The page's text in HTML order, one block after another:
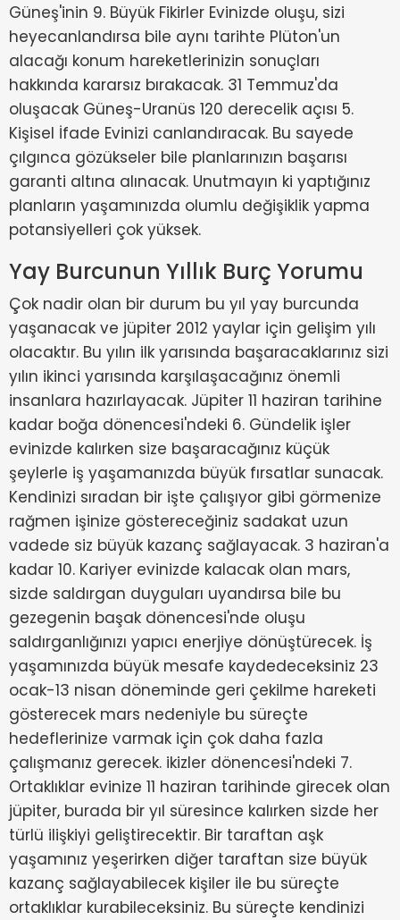
Güneş'inin 9. Büyük Fikirler Evinizde oluşu, sizi
heyecanlandırsa bile aynı tarihte Plüton'un
alacağı konum hareketlerinizin sonuçları
hakkında kararsız bırakacak. 31 Temmuz'da
oluşacak Güneş-Uranüs 120 derecelik açısı 5.
Kişisel İfade Evinizi canlandıracak. Bu sayede
çılgınca gözükseler bile planlarınızın başarısı
garanti altına alınacak. Unutmayın ki yaptığınız
planların yaşamınızda olumlu değişiklik yapma
potansiyelleri çok yüksek.
Yay Burcunun Yıllık Burç Yorumu
Çok nadir olan bir durum bu yıl yay burcunda
yaşanacak ve jüpiter 2012 yaylar için gelişim yılı
olacaktır. Bu yılın ilk yarısında başaracaklarınız sizi
yılın ikinci yarısında karşılaşacağınız önemli
insanlara hazırlayacak. Jüpiter 11 haziran tarihine
kadar boğa dönencesi'ndeki 6. Gündelik işler
evinizde kalırken size başaracağınız küçük
şeylerle iş yaşamanızda büyük fırsatlar sunacak.
Kendinizi sıradan bir işte çalışıyor gibi görmenize
rağmen işinize göstereceğiniz sadakat uzun
vadede siz büyük kazanç sağlayacak. 3 haziran'a
kadar 10. Kariyer evinizde kalacak olan mars,
sizde saldırgan duyguları uyandırsa bile bu
gezegenin başak dönencesi'nde oluşu
saldırganlığınızı yapıcı enerjiye dönüştürecek. İş
yaşamınızda büyük mesafe kaydedeceksiniz 23
ocak-13 nisan döneminde geri çekilme hareketi
gösterecek mars nedeniyle bu süreçte
hedeflerinize varmak için çok daha fazla
çalışmanız gerecek. ikizler dönencesi'ndeki 7.
Ortaklıklar evinize 11 haziran tarihinde girecek olan
jüpiter, burada bir yıl süresince kalırken sizde her
türlü ilişkiyi geliştirecektir. Bir taraftan aşk
yaşamınız yeşerirken diğer taraftan size büyük
kazanç sağlayabilecek kişiler ile bu süreçte
ortaklıklar kurabileceksiniz. Bu süreçte kendinizi